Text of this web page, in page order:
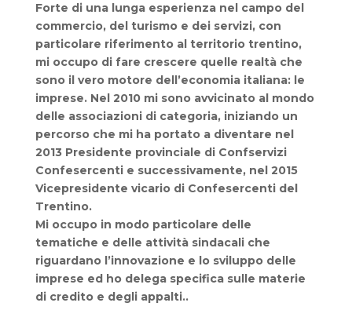
Forte di una lunga esperienza nel campo del
commercio, del turismo e dei servizi, con
particolare riferimento al territorio trentino,
mi occupo di fare crescere quelle realtà che
sono il vero motore dell’economia italiana: le
imprese. Nel 2010 mi sono avvicinato al mondo
delle associazioni di categoria, iniziando un
percorso che mi ha portato a diventare nel
2013 Presidente provinciale di Confservizi
Confesercenti e successivamente, nel 2015
Vicepresidente vicario di Confesercenti del
Trentino.
Mi occupo in modo particolare delle
tematiche e delle attività sindacali che
riguardano l’innovazione e lo sviluppo delle
imprese ed ho delega specifica sulle materie
di credito e degli appalti..